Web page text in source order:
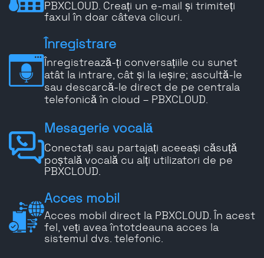
PBXCLOUD. Creați un e-mail și trimiteți
faxul în doar câteva clicuri.
Înregistrare
Înregistrează-ți conversațiile cu sunet
atât la intrare, cât și la ieșire; ascultă-le
sau descarcă-le direct de pe centrala
telefonică în cloud – PBXCLOUD.
Mesagerie vocală
Conectați sau partajați aceeași căsuță
poștală vocală cu alți utilizatori de pe
PBXCLOUD.
Acces mobil
Acces mobil direct la PBXCLOUD. În acest
fel, veți avea întotdeauna acces la
sistemul dvs. telefonic.